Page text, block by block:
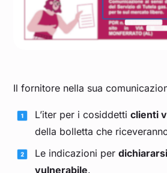
Il fornitore nella sua
L’iter per i cosiddetti clienti
della bolletta che
Le indicazioni per
vulnerabile.